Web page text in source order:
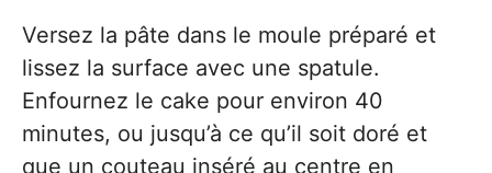
Versez la pâte dans le moule préparé et
lissez la surface avec une spatule.
Enfournez le cake pour environ 40
minutes, ou jusqu’à ce qu’il soit doré et
que un couteau inséré au centre en